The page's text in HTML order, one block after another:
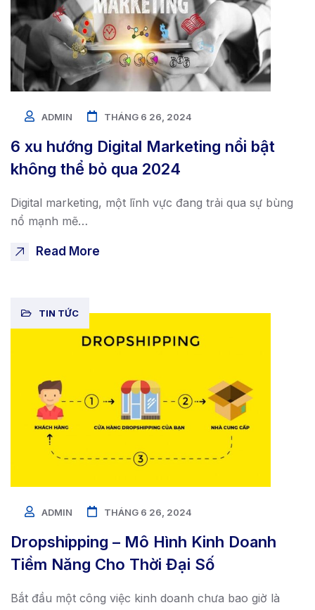
ADMIN THÁNG 6 26, 2024
6 xu hướng Digital Marketing nổi bật
không thể bỏ qua 2024
Digital marketing, một lĩnh vực đang trải qua sự bùng
nổ mạnh mẽ…
Read More
TIN TỨC
ADMIN THÁNG 6 26, 2024
Dropshipping – Mô Hình Kinh Doanh
Tiềm Năng Cho Thời Đại Số
Bắt đầu một công việc kinh doanh chưa bao giờ là